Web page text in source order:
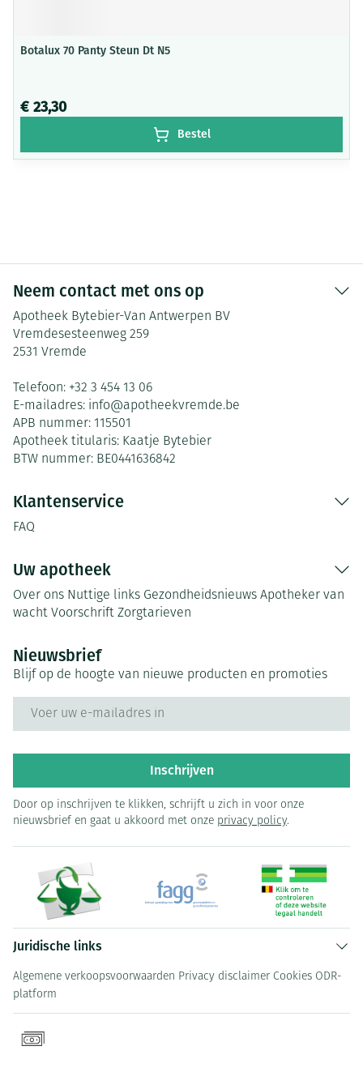
Botalux 70 Panty Steun Dt N5
€ 23,30
Bestel
Neem contact met ons op
Apotheek Bytebier-Van Antwerpen BV
Vremdesesteenweg 259
2531 Vremde
Telefoon: +32 3 454 13 06
E-mailadres: info@apotheekvremde.be
APB nummer: 115501
Apotheek titularis: Kaatje Bytebier
BTW nummer: BE0441636842
Klantenservice
FAQ
Uw apotheek
Over ons Nuttige links Gezondheidsnieuws Apotheker van
wacht Voorschrift Zorgtarieven
Nieuwsbrief
Blijf op de hoogte van nieuwe producten en promoties
Inschrijven
Door op inschrijven te klikken, schrijft u zich in voor onze
nieuwsbrief en gaat u akkoord met onze privacy policy.
Juridische links
Algemene verkoopsvoorwaarden Privacy disclaimer Cookies ODR-
platform